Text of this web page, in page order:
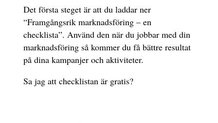
Det första steget är att du laddar ner
“Framgångsrik marknadsföring – en
checklista”. Använd den när du jobbar med din
marknadsföring så kommer du få bättre resultat
på dina kampanjer och aktiviteter.
Sa jag att checklistan är gratis?